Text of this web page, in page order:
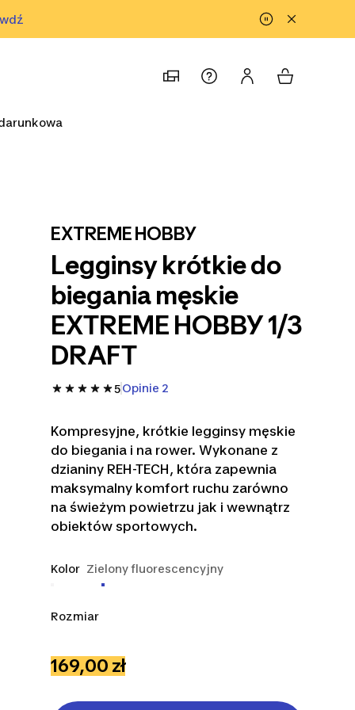
EXTREME HOBBY
Legginsy krótkie do
biegania męskie
EXTREME HOBBY 1/3
DRAFT
5Opinie 2
Kompresyjne, krótkie legginsy męskie
do biegania i na rower. Wykonane z
dzianiny REH-TECH, która zapewnia
maksymalny komfort ruchu zarówno
na świeżym powietrzu jak i wewnątrz
obiektów sportowych.
Kolor Zielony fluorescencyjny
Rozmiar
169,00 zł